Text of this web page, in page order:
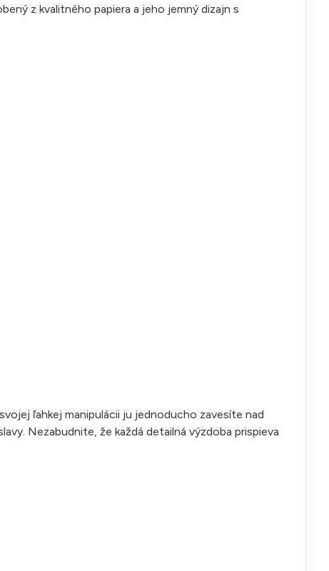
z kvalitného papiera a jeho jemný dizajn s
ľahkej manipulácii ju jednoducho zavesíte nad
Nezabudnite, že každá detailná výzdoba prispieva